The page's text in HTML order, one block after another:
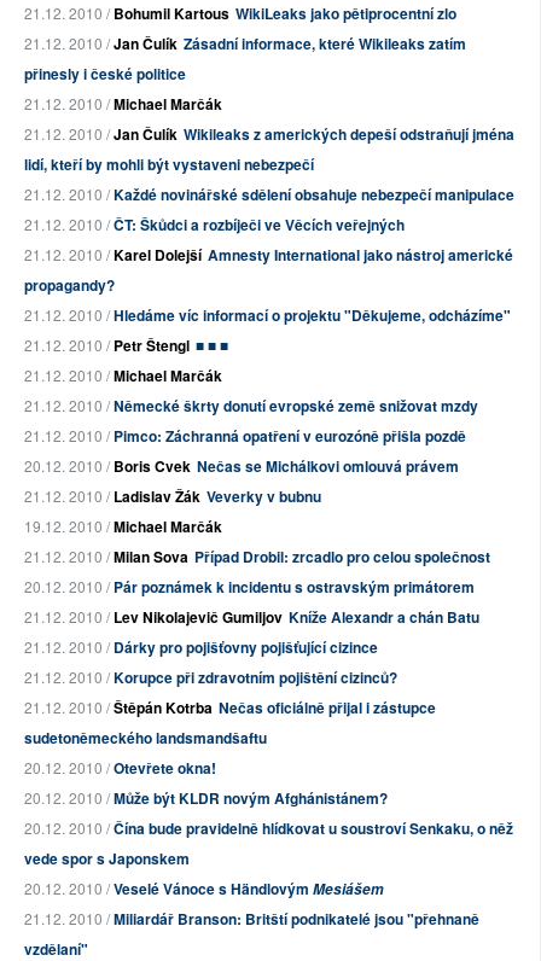
21.12. 2010 /Bohumil Kartous WikiLeaks jako pětiprocentní zlo
21.12. 2010 /Jan Čulík Zásadní informace, které Wikileaks zatím
přinesly i české politice
21.12. 2010 /Michael Marčák
21.12. 2010 /Jan Čulík Wikileaks z amerických depeší odstraňují jména
lidí, kteří by mohli být vystaveni nebezpečí
21.12. 2010 /Každé novinářské sdělení obsahuje nebezpečí manipulace
21.12. 2010 /ČT: Škůdci a rozbíječi ve Věcích veřejných
21.12. 2010 /Karel Dolejší Amnesty International jako nástroj americké
propagandy?
21.12. 2010 /Hledáme víc informací o projektu "Děkujeme, odcházíme"
21.12. 2010 /Petr Štengl ■ ■ ■
21.12. 2010 /Michael Marčák
21.12. 2010 /Německé škrty donutí evropské země snižovat mzdy
21.12. 2010 /Pimco: Záchranná opatření v eurozóně přišla pozdě
20.12. 2010 /Boris Cvek Nečas se Michálkovi omlouvá právem
21.12. 2010 /Ladislav Žák Veverky v bubnu
19.12. 2010 /Michael Marčák
21.12. 2010 /Milan Sova Případ Drobil: zrcadlo pro celou společnost
20.12. 2010 /Pár poznámek k incidentu s ostravským primátorem
21.12. 2010 /Lev Nikolajevič Gumiljov Kníže Alexandr a chán Batu
21.12. 2010 /Dárky pro pojišťovny pojišťující cizince
21.12. 2010 /Korupce při zdravotním pojištění cizinců?
21.12. 2010 /Štěpán Kotrba Nečas oficiálně přijal i zástupce
sudetoněmeckého landsmandšaftu
20.12. 2010 /Otevřete okna!
20.12. 2010 /Může být KLDR novým Afghánistánem?
20.12. 2010 /Čína bude pravidelně hlídkovat u soustroví Senkaku, o něž
vede spor s Japonskem
20.12. 2010 /Veselé Vánoce s Händlovým Mesiášem
21.12. 2010 /Miliardář Branson: Britští podnikatelé jsou "přehnaně
vzdělaní"